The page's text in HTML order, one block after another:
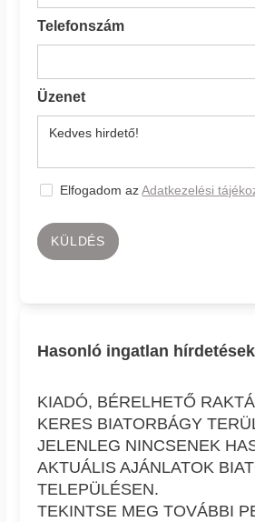
Telefonszám
Üzenet
Elfogadom azAdatkezelési
KÜLDÉS
Hasonló ingatlan hírdetések
KIADÓ, BÉRELHETŐ
KERES BIATORBÁGY
JELENLEG NINCSENEK
AKTUÁLIS AJÁNLATOK
TELEPÜLÉSEN.
TEKINTSE MEG TOVÁBBI